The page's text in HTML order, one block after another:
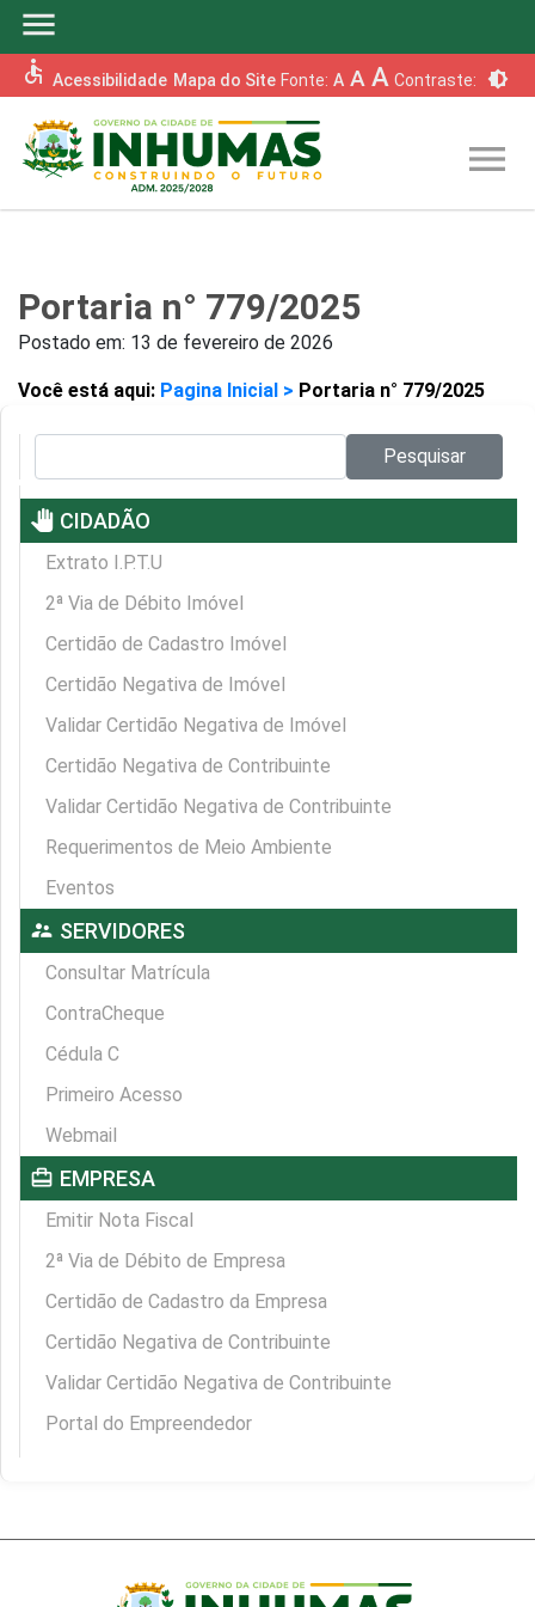
menu
accessible Acessibilidade Mapa do Site Fonte: A A A Contraste: brightness_6
menu
Portaria n° 779/2025
Postado em: 13 de fevereiro de 2026
Você está aqui: Pagina Inicial > Portaria n° 779/2025
Pesquisar
pan_tool CIDADÃO
Extrato I.P.T.U
2ª Via de Débito Imóvel
Certidão de Cadastro Imóvel
Certidão Negativa de Imóvel
Validar Certidão Negativa de Imóvel
Certidão Negativa de Contribuinte
Validar Certidão Negativa de Contribuinte
Requerimentos de Meio Ambiente
Eventos
supervisor_account SERVIDORES
Consultar Matrícula
ContraCheque
Cédula C
Primeiro Acesso
Webmail
card_travel EMPRESA
Emitir Nota Fiscal
2ª Via de Débito de Empresa
Certidão de Cadastro da Empresa
Certidão Negativa de Contribuinte
Validar Certidão Negativa de Contribuinte
Portal do Empreendedor